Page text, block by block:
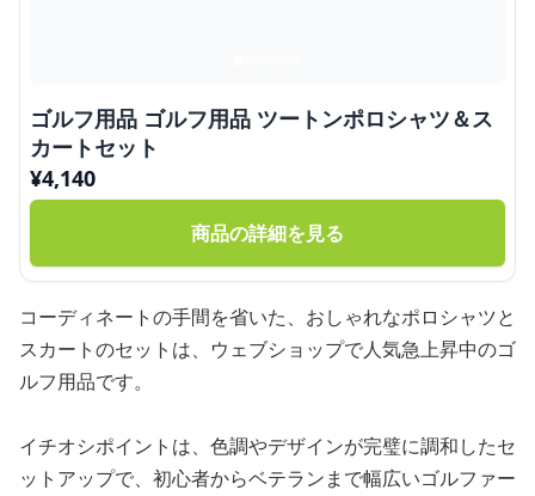
ゴルフ用品 ゴルフ用品 ツートンポロシャツ＆ス
カートセット
¥4,140
商品の詳細を見る
コーディネートの手間を省いた、おしゃれなポロシャツと
スカートのセットは、ウェブショップで人気急上昇中のゴ
ルフ用品です。
イチオシポイントは、色調やデザインが完璧に調和したセ
ットアップで、初心者からベテランまで幅広いゴルファー